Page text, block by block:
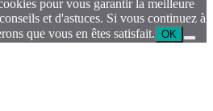
pour vous garantir la meilleure
et d'astuces. Si vous continuez à
que vous en êtes satisfait. OK